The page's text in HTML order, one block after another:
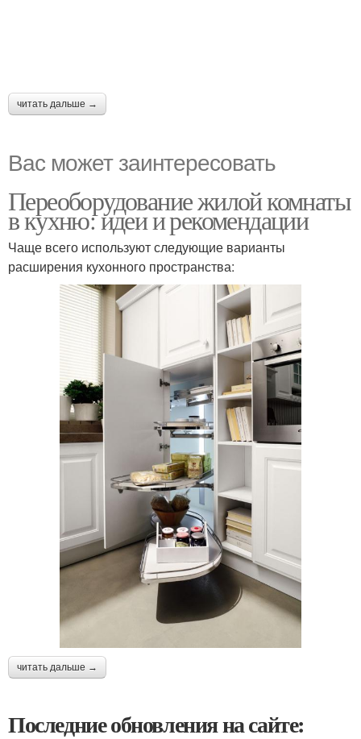
читать дальше →
Вас может заинтересовать
Переоборудование жилой комнаты
в кухню: идеи и рекомендации
Чаще всего используют следующие варианты
расширения кухонного пространства:
читать дальше →
Последние обновления на сайте: